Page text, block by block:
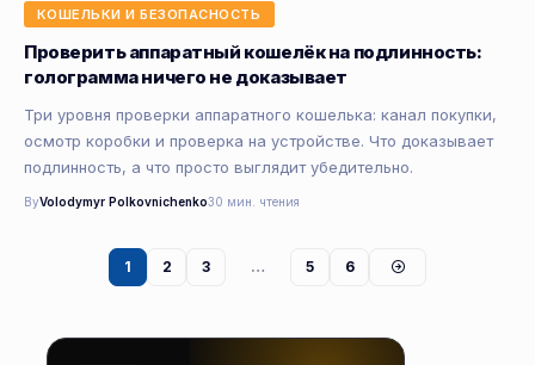
КОШЕЛЬКИ И БЕЗОПАСНОСТЬ
Проверить аппаратный кошелёк на подлинность:
голограмма ничего не доказывает
Три уровня проверки аппаратного кошелька: канал покупки,
осмотр коробки и проверка на устройстве. Что доказывает
подлинность, а что просто выглядит убедительно.
ByVolodymyr Polkovnichenko30 мин. чтения
1 2 3 … 5 6